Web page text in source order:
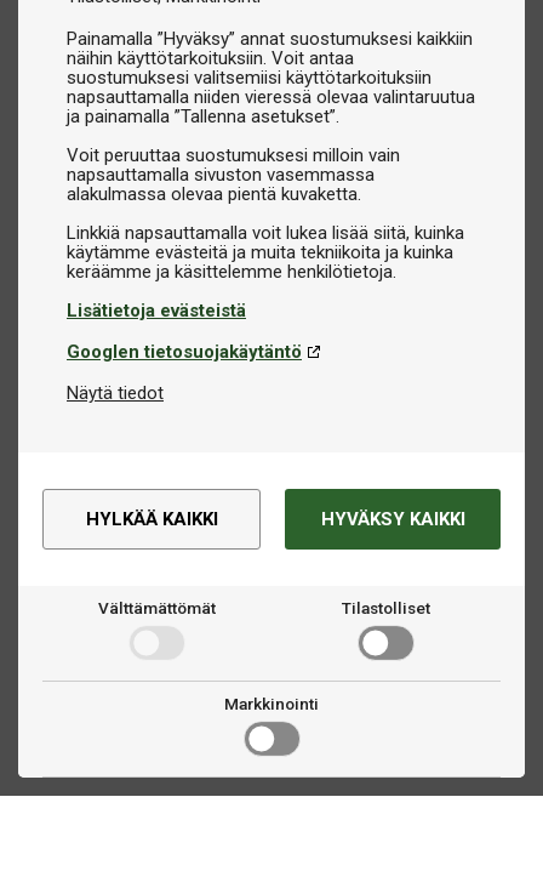
Painamalla ”Hyväksy” annat suostumuksesi kaikkiin
näihin käyttötarkoituksiin. Voit antaa
suostumuksesi valitsemiisi käyttötarkoituksiin
napsauttamalla niiden vieressä olevaa valintaruutua
ja painamalla ”Tallenna asetukset”.
Voit peruuttaa suostumuksesi milloin vain
napsauttamalla sivuston vasemmassa
alakulmassa olevaa pientä kuvaketta.
Linkkiä napsauttamalla voit lukea lisää siitä, kuinka
käytämme evästeitä ja muita tekniikoita ja kuinka
Lisätietoja evästeistä
Googlen tietosuojakäytäntö
Näytä tiedot
HYLKÄÄ KAIKKI HYVÄKSY KAIKKI
Välttämättömät Tilastolliset
Markkinointi